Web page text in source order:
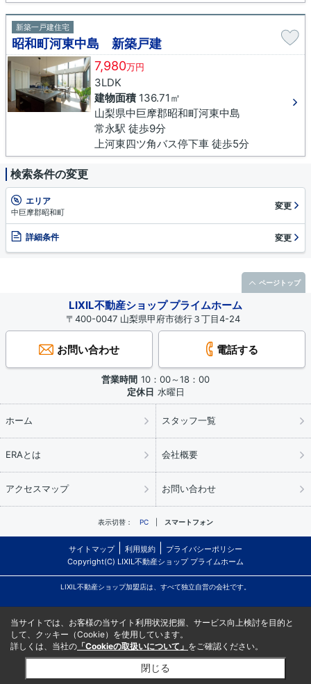
新築一戸建住宅
昭和町河東中島 新築戸建
7,980万円
3LDK
建物面積136.71㎡
山梨県中巨摩郡昭和町河東中島
常永駅 徒歩9分
上河東四ツ角バス停下車 徒歩5分
検索条件の変更
エリア
中巨摩郡昭和町
変更
詳細条件 変更
LIXIL不動産ショップ プライムホーム
〒400-0047 山梨県甲府市徳行３丁目4-24
お問い合わせ 電話する
営業時間 10：00～18：00
定休日 水曜日
ホーム スタッフ一覧
ERAとは 会社概要
アクセスマップ お問い合わせ
表示切替： PC スマートフォン
サイトマップ 利用規約
プライバシーポリシー
Copyright(C) LIXIL不動産ショップ プライムホーム
LIXIL不動産ショップ加盟店は、すべて独立自営の会社です。
ページトップ
当サイトでは、お客様の当サイト利用状況把握、サービス向上検討を目的と
して、クッキー（Cookie）を使用しています。
詳しくは、当社の 「Cookieの取扱いについて」 をご確認ください。
閉じる